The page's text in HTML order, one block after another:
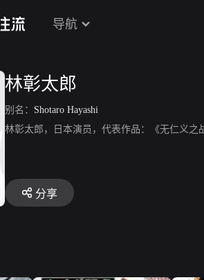
导航
林彰太郎
别名： Shotaro Hayashi
林彰太郎，日本演员，代表作品：《无仁义之
分享